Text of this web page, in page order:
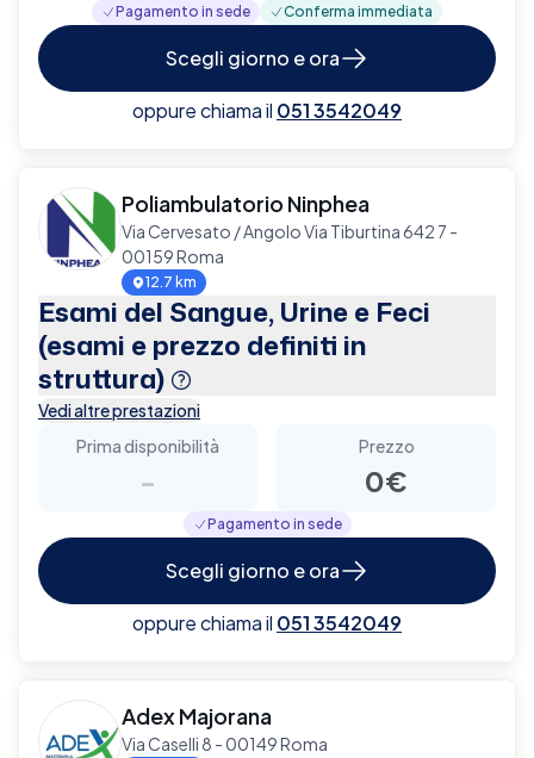
Pagamento in sede Conferma immediata
Scegli giorno e ora
oppure chiama il 051 3542049
Poliambulatorio Ninphea
Via Cervesato / Angolo Via Tiburtina 642 7 -
00159 Roma
12.7 km
Esami del Sangue, Urine e Feci
(esami e prezzo definiti in
struttura)
Vedi altre prestazioni
Prima disponibilità
-
Prezzo
0€
Pagamento in sede
Scegli giorno e ora
oppure chiama il 051 3542049
Adex Majorana
Via Caselli 8 - 00149 Roma